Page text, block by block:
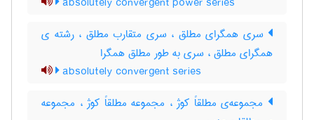
سری همگرای مطلق ، سری متقارب مطلق ، رشته ی
همگرای مطلق ، سری به طور مطلق همگرا
absolutely convergent series
مجموعه‌ی مطلقاً کوژ ، مجموعه مطلقاً کوژ ، مجموعه